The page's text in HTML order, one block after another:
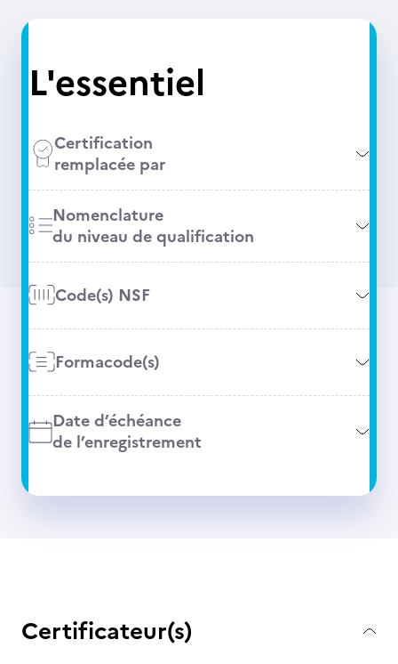
L'essentiel
Certification
remplacée par
Nomenclature
du niveau de qualification
Code(s) NSF
Formacode(s)
Date d’échéance
de l’enregistrement
Certificateur(s)